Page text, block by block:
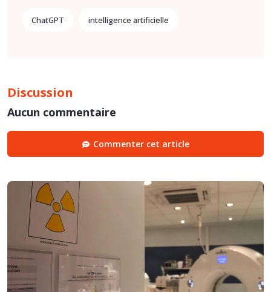
ChatGPT intelligence artificielle
Discussion
Aucun commentaire
Commenter cet article